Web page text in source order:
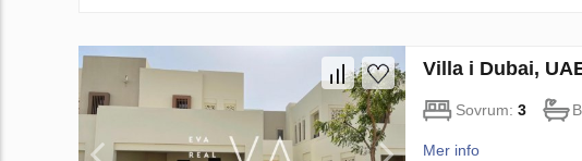
Villa i Dubai,
Sovrum: 3
Mer info